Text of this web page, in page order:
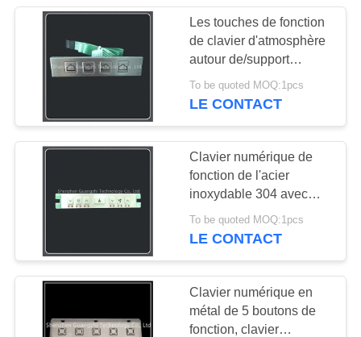
DEMANDEZ
PLAN
PRIVACY
POLICY
Pavé numérique
incorporé
Clavier industriel
avec Trackball
Les touches de fonction
de clavier d'atmosphère
autour de/support
d'avant ont adapté la
disposition aux besoins
To be quoted MOQ:1pcs
LE CONTACT
Clavier numérique de
fonction de l'acier
inoxydable 304 avec
preuve corrosive légère
de perçage d'affichage à
To be quoted MOQ:1pcs
LE CONTACT
Clavier numérique en
métal de 5 boutons de
fonction, clavier